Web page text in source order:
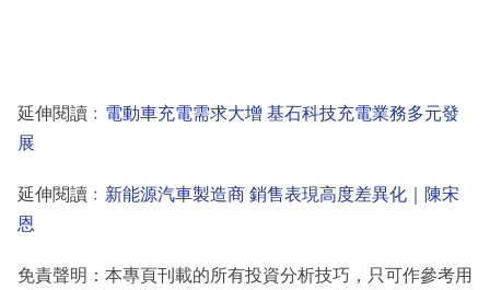
延伸閱讀﹕ 電動車充電需求大增 基石科技充電業務多元發
展
延伸閱讀﹕ 新能源汽車製造商 銷售表現高度差異化｜陳宋
恩
免責聲明：本專頁刊載的所有投資分析技巧，只可作參考用